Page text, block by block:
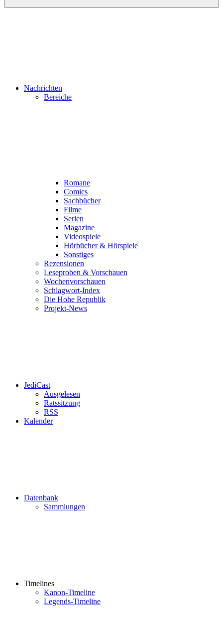
Nachrichten
Bereiche
Romane
Comics
Sachbücher
Filme
Serien
Magazine
Videospiele
Hörbücher & Hörspiele
Sonstiges
Rezensionen
Leseproben & Vorschauen
Wochenvorschauen
Schlagwort-Index
Die Hohe Republik
Projekt-News
JediCast
Ausgelesen
Ratssitzung
RSS
Kalender
Datenbank
Sammlungen
Timelines
Kanon-Timeline
Legends-Timeline